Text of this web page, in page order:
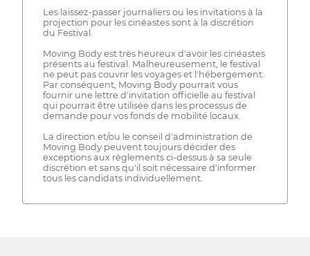
Les laissez-passer journaliers ou les invitations à la
projection pour les cinéastes sont à la discrétion
du Festival.
Moving Body est très heureux d'avoir les cinéastes
présents au festival. Malheureusement, le festival
ne peut pas couvrir les voyages et l'hébergement.
Par conséquent, Moving Body pourrait vous
fournir une lettre d'invitation officielle au festival
qui pourrait être utilisée dans les processus de
demande pour vos fonds de mobilité locaux.
La direction et/ou le conseil d'administration de
Moving Body peuvent toujours décider des
exceptions aux règlements ci-dessus à sa seule
discrétion et sans qu'il soit nécessaire d'informer
tous les candidats individuellement.